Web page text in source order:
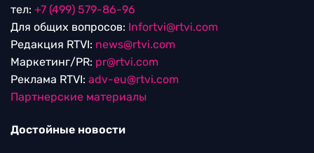
тел: +7 (499) 579-86-96
Для общих вопросов: Infortvi@rtvi.com
Редакция RTVI: news@rtvi.com
Маркетинг/PR: pr@rtvi.com
Реклама RTVI: adv-eu@rtvi.com
Партнерские материалы
Достойные новости